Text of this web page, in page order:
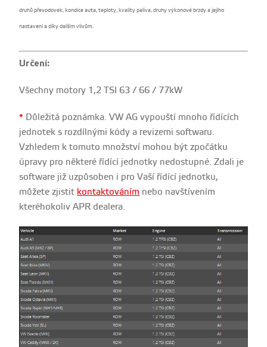
druhů převodovek, kondice auta, teploty, kvality paliva, druhy výkonové brzdy a jejího
nastavení a díky dalším vlivům.
Určení:
Všechny motory 1,2 TSI 63 / 66 / 77kW
* Důležitá poznámka. VW AG vypouští mnoho řídících
jednotek s rozdílnými kódy a revizemi softwaru.
Vzhledem k tomuto množství mohou být zpočátku
úpravy pro některé řídící jednotky nedostupné. Zdali je
software již uzpůsoben i pro Vaší řídící jednotku,
můžete zjistit kontaktováním nebo navštívením
kteréhokoliv APR dealera.